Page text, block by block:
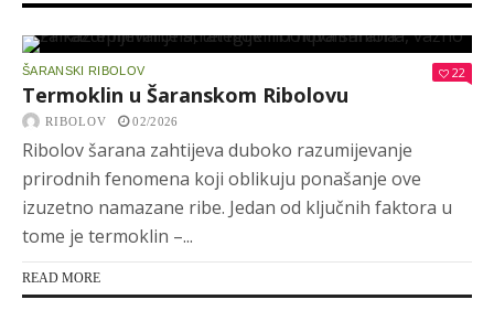
ŠARANSKI RIBOLOV 22
Termoklin u Šaranskom Ribolovu
RIBOLOV 02/2026
Ribolov šarana zahtijeva duboko razumijevanje
prirodnih fenomena koji oblikuju ponašanje ove
izuzetno namazane ribe. Jedan od ključnih faktora u
tome je termoklin –...
READ MORE